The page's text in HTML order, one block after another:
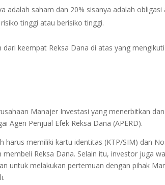
adalah saham dan 20% sisanya adalah obligasi
tinggi atau berisiko tinggi.
dari keempat Reksa Dana di atas yang mengikuti
Manajer Investasi yang menerbitkan dan
Agen Penjual Efek Reksa Dana (APERD).
harus memiliki kartu identitas (KTP/SIM) dan
Reksa Dana. Selain itu, investor juga
untuk melakukan pertemuan dengan pihak